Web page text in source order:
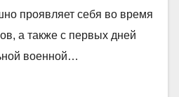
проявляет себя во время
а также с первых дней
военной…